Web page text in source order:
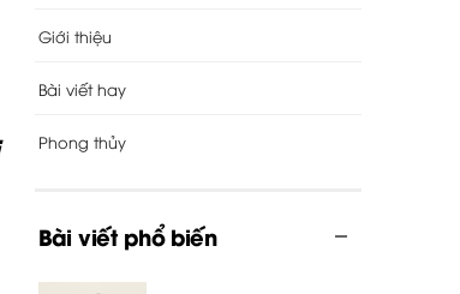
Giới thiệu
Bài viết hay
Phong thủy
Bài viết phổ biến